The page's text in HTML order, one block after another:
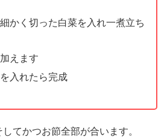
かく切った白菜を入れ一煮立ち
えます
入れたら完成
てかつお節全部が合います。